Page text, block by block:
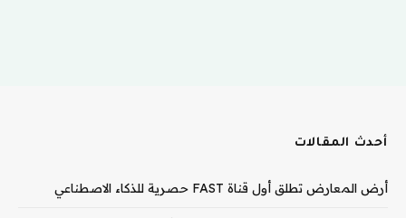
أحدث المقالات
أرض المعارض تطلق أول قناة FAST حصرية للذكاء الاصطناعي